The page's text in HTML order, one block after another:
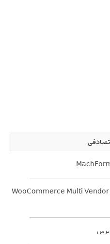
افزونه همکاری در فروش ووکامرس WooCommerce Multi Vendor